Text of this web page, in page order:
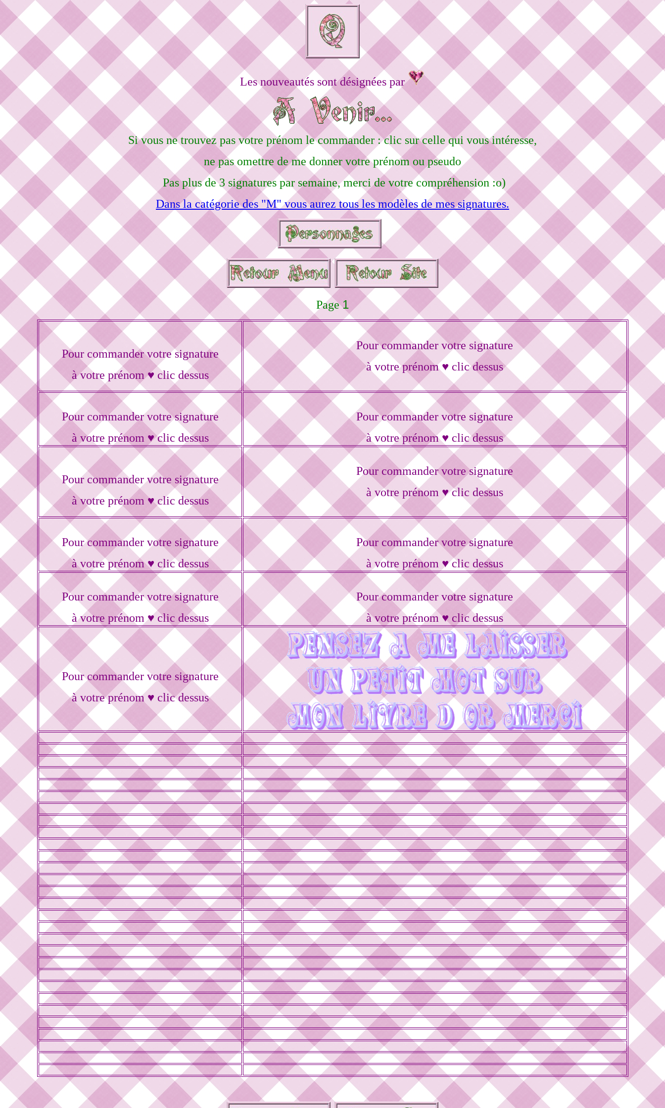
Les nouveautés sont désignées par
Si vous ne trouvez pas votre prénom le commander : clic sur celle qui vous intéresse,
ne pas omettre de me donner votre prénom ou pseudo
Pas plus de 3 signatures par semaine, merci de votre compréhension :o)
Dans la catégorie des "M" vous aurez tous les modèles de mes signatures.
Page1
Pour commander votre signature
à votre prénom ♥ clic dessus
Pour commander votre signature
à votre prénom ♥ clic dessus
Pour commander votre signature
à votre prénom ♥ clic dessus
Pour commander votre signature
à votre prénom ♥ clic dessus
Pour commander votre signature
à votre prénom ♥ clic dessus
Pour commander votre signature
à votre prénom ♥ clic dessus
Pour commander votre signature
à votre prénom ♥ clic dessus
Pour commander votre signature
à votre prénom ♥ clic dessus
Pour commander votre signature
à votre prénom ♥ clic dessus
Pour commander votre signature
à votre prénom ♥ clic dessus
Pour commander votre signature
à votre prénom ♥ clic dessus